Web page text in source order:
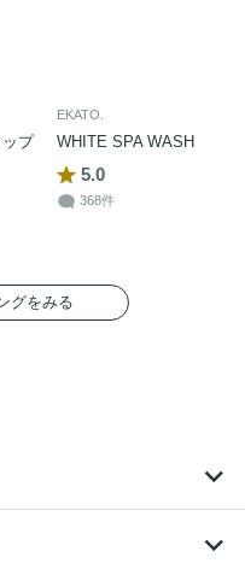
プ
EKATO.
WHITE SPA WASH
5.0
368件
グをみる